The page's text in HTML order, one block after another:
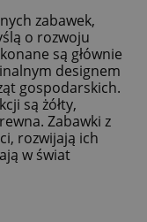
zabawek,
o rozwoju
są głównie
designem
gospodarskich.
są żółty,
Zabawki z
rozwijają ich
w świat